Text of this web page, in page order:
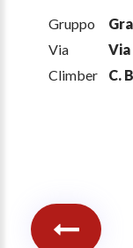
Gruppo
Via
Via
Climber
C.